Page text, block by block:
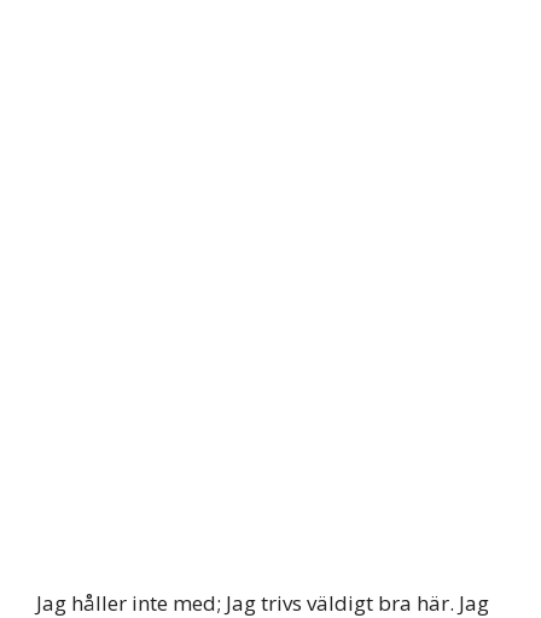
Jag håller inte med; Jag trivs väldigt bra här. Jag